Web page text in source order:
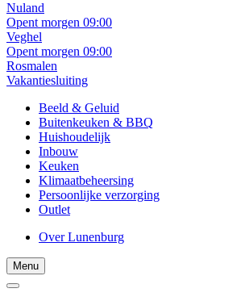
Nuland
Opent morgen 09:00
Veghel
Opent morgen 09:00
Rosmalen
Vakantiesluiting
Beeld & Geluid
Buitenkeuken & BBQ
Huishoudelijk
Inbouw
Keuken
Klimaatbeheersing
Persoonlijke verzorging
Outlet
Over Lunenburg
Menu